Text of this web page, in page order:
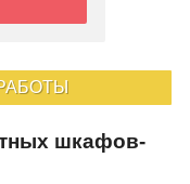
шкафов-